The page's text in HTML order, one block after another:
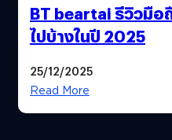
BT beartai รีวิวมือ
ไปบ้างในปี 2025
25/12/2025
Read More